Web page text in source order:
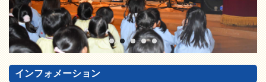
インフォメーション